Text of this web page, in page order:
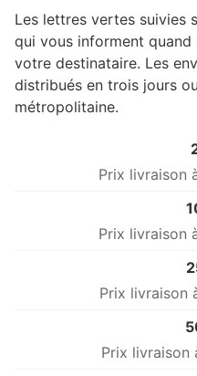
Les lettres vertes suivies
qui vous informent
votre destinataire. Les
distribués en trois jours
métropolitaine.